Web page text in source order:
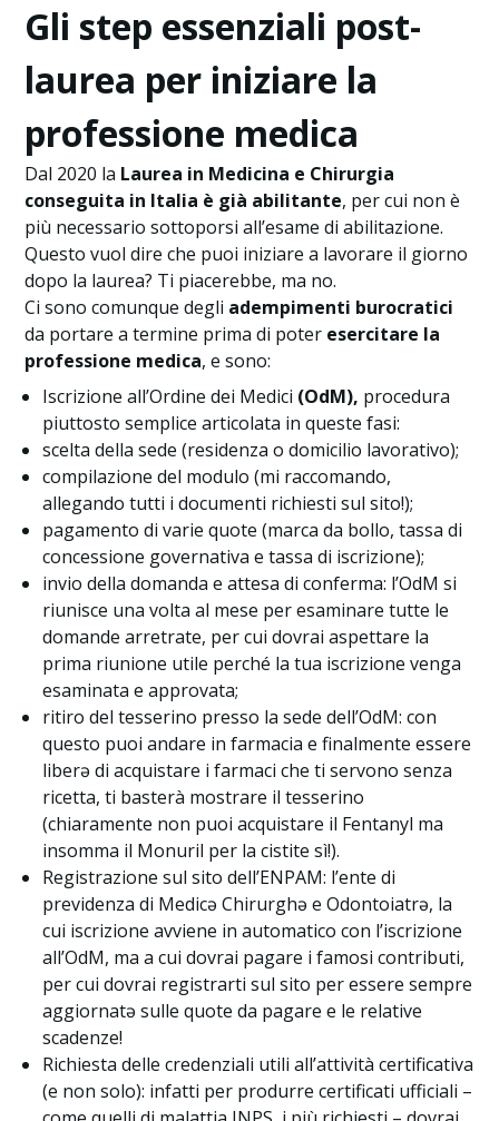
Gli step essenziali post-
laurea per iniziare la
professione medica
Dal 2020 la Laurea in Medicina e Chirurgia
conseguita in Italia è già abilitante, per cui non è
più necessario sottoporsi all’esame di abilitazione.
Questo vuol dire che puoi iniziare a lavorare il giorno
dopo la laurea? Ti piacerebbe, ma no.
Ci sono comunque degli adempimenti burocratici
da portare a termine prima di poter esercitare la
professione medica, e sono:
Iscrizione all’Ordine dei Medici (OdM), procedura
piuttosto semplice articolata in queste fasi:
scelta della sede (residenza o domicilio lavorativo);
compilazione del modulo (mi raccomando,
allegando tutti i documenti richiesti sul sito!);
pagamento di varie quote (marca da bollo, tassa di
concessione governativa e tassa di iscrizione);
invio della domanda e attesa di conferma: l’OdM si
riunisce una volta al mese per esaminare tutte le
domande arretrate, per cui dovrai aspettare la
prima riunione utile perché la tua iscrizione venga
esaminata e approvata;
ritiro del tesserino presso la sede dell’OdM: con
questo puoi andare in farmacia e finalmente essere
liberə di acquistare i farmaci che ti servono senza
ricetta, ti basterà mostrare il tesserino
(chiaramente non puoi acquistare il Fentanyl ma
insomma il Monuril per la cistite sì!).
Registrazione sul sito dell’ENPAM: l’ente di
previdenza di Medicə Chirurghə e Odontoiatrə, la
cui iscrizione avviene in automatico con l’iscrizione
all’OdM, ma a cui dovrai pagare i famosi contributi,
per cui dovrai registrarti sul sito per essere sempre
aggiornatə sulle quote da pagare e le relative
scadenze!
Richiesta delle credenziali utili all’attività certificativa
(e non solo): infatti per produrre certificati ufficiali –